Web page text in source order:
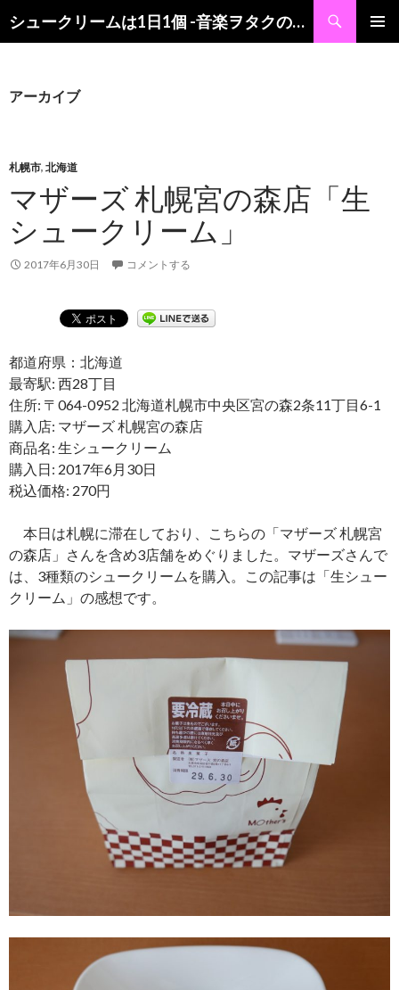
シュークリームは1日1個 -音楽ヲタクの食レポブログ-
索
ン
キ
プ
アーカイブ
札幌市, 北海道
マザーズ 札幌宮の森店「生
シュークリーム」
2017年6月30日 コメントする
都道府県：北海道
最寄駅: 西28丁目
住所: 〒064-0952 北海道札幌市中央区宮の森2条11丁目6-1
購入店: マザーズ 札幌宮の森店
商品名: 生シュークリーム
購入日: 2017年6月30日
税込価格: 270円
本日は札幌に滞在しており、こちらの「マザーズ 札幌宮
の森店」さんを含め3店舗をめぐりました。マザーズさんで
は、3種類のシュークリームを購入。この記事は「生シュー
クリーム」の感想です。